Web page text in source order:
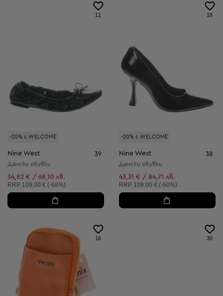
-20% с WELCOME
11
Nine West 39
Дамски обувки
34,82 € / 68,10 лв.
Препоръчителна цена:
RRP 109,00 € (-68%)
-20% с WELCOME
18
Nine West 38
Дамски обувки
43,31 € / 84,71 лв.
Препоръчителна цена:
RRP 109,00 € (-60%)
16 30